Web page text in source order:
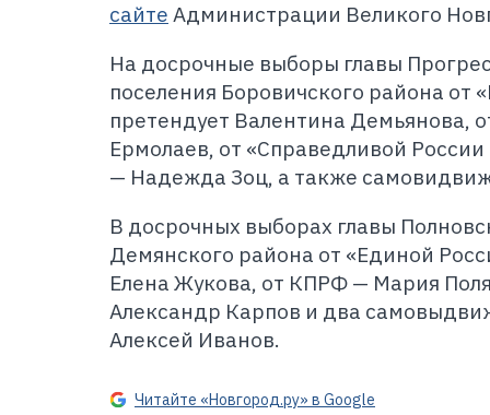
сайте Администрации Великого
На досрочные выборы главы
поселения Боровичского района от
претендует Валентина Демьянова,
Ермолаев, от «Справедливой
— Надежда Зоц, а также
В досрочных выборах главы
Демянского района от «Единой
Елена Жукова, от КПРФ — Мария
Александр Карпов и два
Алексей Иванов.
Читайте «Новгород.ру» в Google